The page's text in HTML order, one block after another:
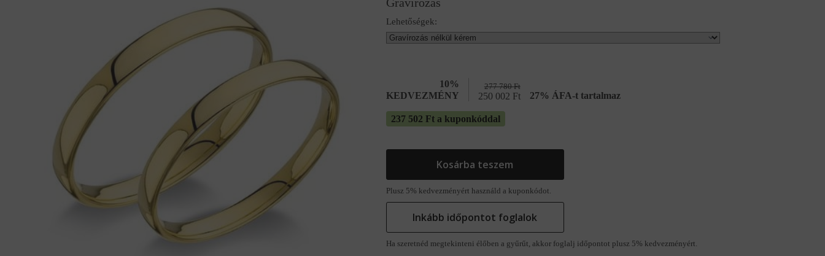
Lehetőségek:
10%
KEDVEZMÉNY
277 780Ft
250 002 Ft 27% ÁFA-t tartalmaz
237 502 Ft a kuponkóddal
Kosárba teszem
Plusz 5% kedvezményért használd a kuponkódot.
Inkább időpontot foglalok
Ha szeretnéd megtekinteni élőben a gyűrűt, akkor foglalj időpontot plusz 5% kedvezményért.